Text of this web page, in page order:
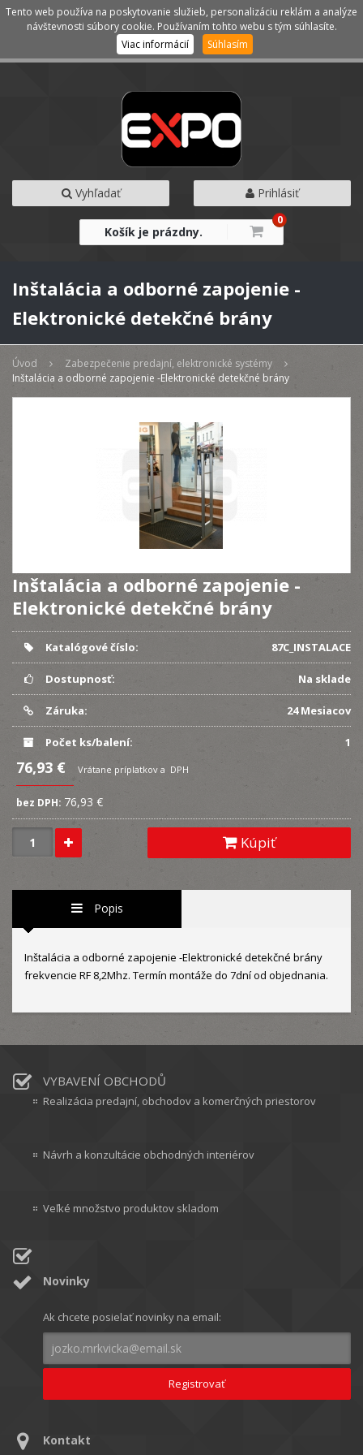
Kategórie Menu
Vyhľadať Prihlásiť
Košík je prázdny.
0
Inštalácia a odborné zapojenie -
Elektronické detekčné brány
Úvod
Zabezpečenie predajní, elektronické systémy
Inštalácia a odborné zapojenie -Elektronické detekčné brány
Inštalácia a odborné zapojenie -
Elektronické detekčné brány
Katalógové číslo: 87C_INSTALACE
Dostupnosť: Na sklade
Záruka: 24 Mesiacov
Počet ks/balení: 1
76,93 € Vrátane príplatkov a DPH
bez DPH: 76,93 €
Kúpiť
Popis
Inštalácia a odborné zapojenie -Elektronické detekčné brány
frekvencie RF 8,2Mhz. Termín montáže do 7dní od objednania.
VYBAVENÍ OBCHODŮ
Realizácia predajní, obchodov a komerčných priestorov
Návrh a konzultácie obchodných interiérov
Veľké množstvo produktov skladom
Novinky
Ak chcete posielať novinky na email:
Kontakt
Tento web používa na poskytovanie služieb, personalizáciu reklám a analýze
návštevnosti súbory cookie. Používaním tohto webu s tým súhlasíte.
Viac informácií
Súhlasím